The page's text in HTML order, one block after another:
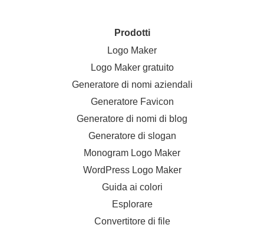
Prodotti
Logo Maker
Logo Maker gratuito
Generatore di nomi aziendali
Generatore Favicon
Generatore di nomi di blog
Generatore di slogan
Monogram Logo Maker
WordPress Logo Maker
Guida ai colori
Esplorare
Convertitore di file